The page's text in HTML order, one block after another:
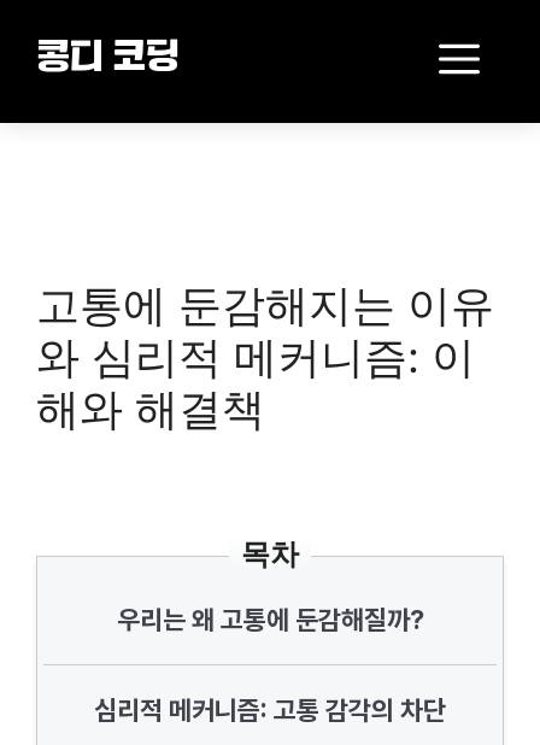
content콩디 코딩
고통에 둔감해지는 이유
와 심리적 메커니즘: 이
해와 해결책
목차
우리는 왜 고통에 둔감해질까?
심리적 메커니즘: 고통 감각의 차단